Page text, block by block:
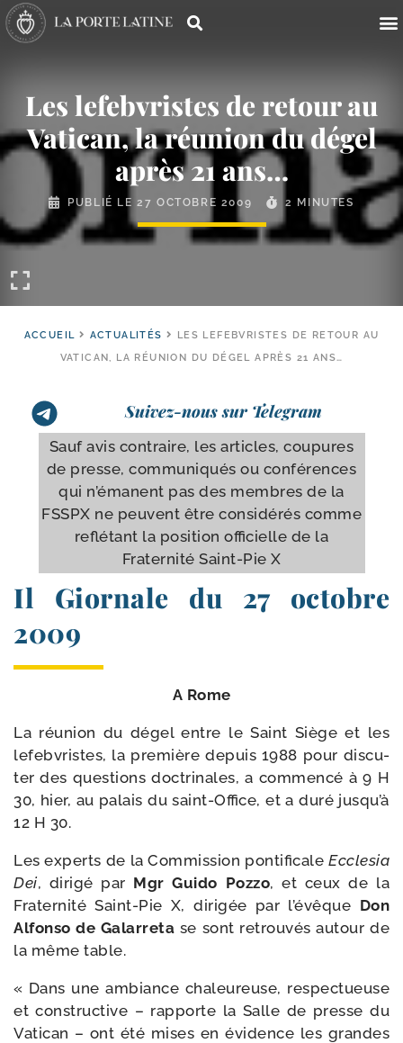
Les lefebvristes de retour au
Vatican, la réunion du dégel
après 21 ans…
PUBLIÉ LE27 OCTOBRE 2009 2 MINUTES
ACCUEIL ACTUALITÉS
LES LEFEBVRISTES DE RETOUR AU
VATICAN, LA RÉUNION DU DÉGEL APRÈS 21 ANS…
Suivez-nous sur Telegram
Sauf avis contraire, les articles, cou­pures
de presse, com­mu­ni­qués ou conférences
qui n’é­manent pas des membres de la
FSSPX ne peuvent être consi­dé­rés comme
reflé­tant la posi­tion offi­cielle de la
Fraternité Saint-​Pie X
Il Giornale du 27 octobre
2009
A Rome
La réunion du dégel entre le Saint Siège et les
lefeb­vristes, la pre­mière depuis 1988 pour dis­cu­
ter des ques­tions doc­tri­nales, a com­men­cé à 9 H
30, hier, au palais du saint-​Office, et a duré jus­qu’à
12 H 30.
Les experts de la Commission pon­ti­fi­cale Ecclesia
Dei, diri­gé par Mgr Guido Pozzo, et ceux de la
Fraternité Saint-​Pie X, diri­gée par l’é­vêque Don
Alfonso de Galarreta se sont retrou­vés autour de
la même table.
« Dans une ambiance cha­leu­reuse, res­pec­tueuse
et construc­tive – rap­porte la Salle de presse du
Vatican – ont été mises en évi­dence les grandes